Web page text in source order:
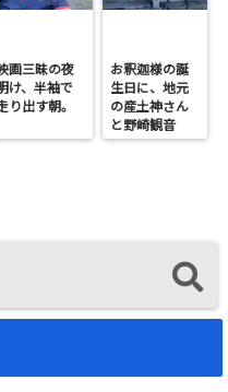
画三昧の夜
け、半袖で
り出す朝。
お釈迦様の誕
生日に、地元
の産土神さん
と野崎観音
へ。